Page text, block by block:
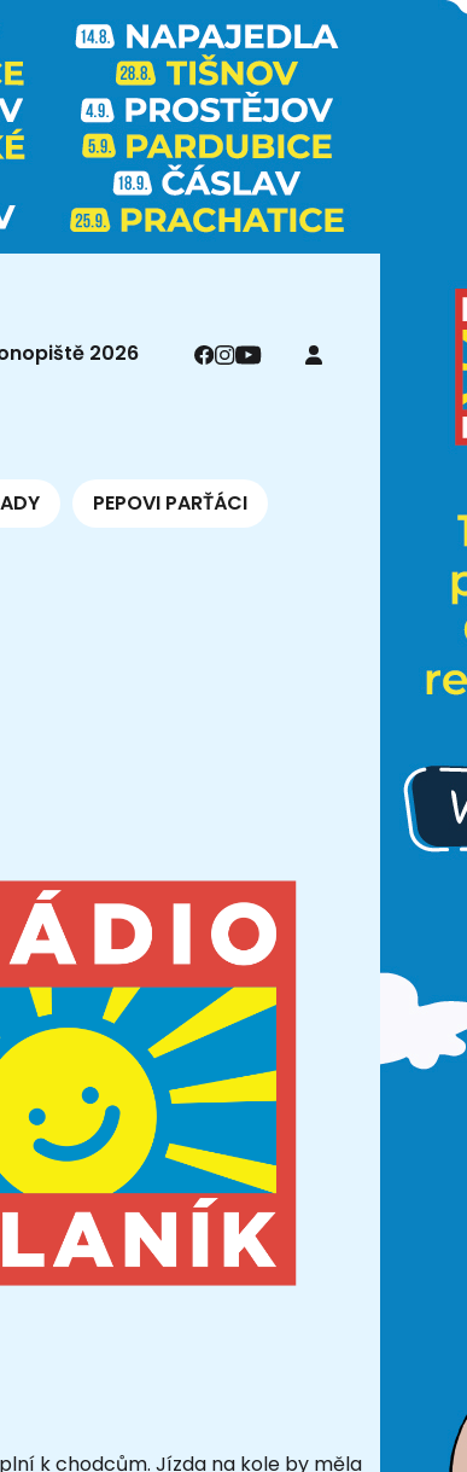
2026
PEPOVI PARŤÁCI
k chodcům. Jízda na kole by měla